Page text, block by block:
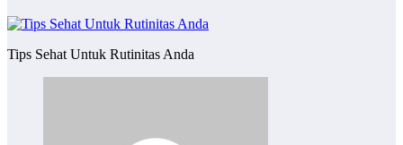
Tips Sehat Untuk Rutinitas Anda